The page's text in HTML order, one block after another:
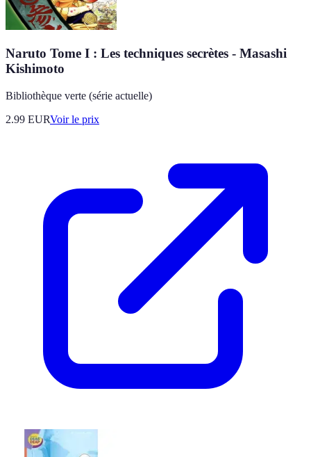
Naruto Tome I : Les techniques secrètes - Masashi
Kishimoto
Bibliothèque verte (série actuelle)
2.99 EURVoir le prix